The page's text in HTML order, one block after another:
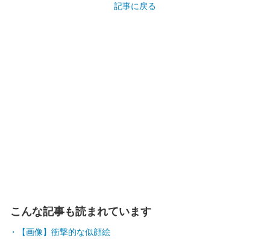
記事に戻る
こんな記事も読まれています
【画像】衝撃的な似顔絵